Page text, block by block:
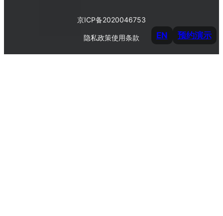
EN 预约演示
京ICP备2020046753
隐私政策使用条款